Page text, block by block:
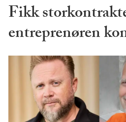
Fikk
entreprenøren